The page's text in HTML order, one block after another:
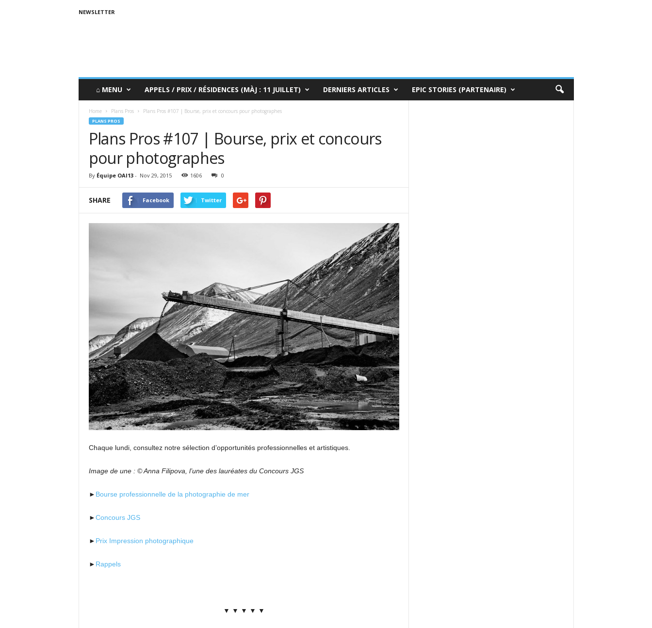
NEWSLETTER
⌂ MENU APPELS / PRIX / RÉSIDENCES (MÀJ : 11 JUILLET) DERNIERS ARTICLES EPIC STORIES (PARTENAIRE)
Home Plans Pros Plans Pros #107 | Bourse, prix et concours pour photographes
PLANS PROS
Plans Pros #107 | Bourse, prix et concours
pour photographes
By Équipe OAI13- Nov 29, 2015 1606 0
SHARE Facebook Twitter
Chaque lundi, consultez notre sélection d’opportunités professionnelles et artistiques.
Image de une : © Anna Filipova, l’une des lauréates du Concours JGS
► Bourse professionnelle de la photographie de mer
►Concours JGS
► Prix Impression photographique
► Rappels
▼ ▼ ▼ ▼ ▼